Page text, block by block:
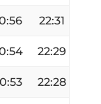
22:31
22:29
22:28